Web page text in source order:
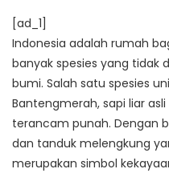
[ad_1]
Indonesia adalah rumah
banyak spesies yang tidak
bumi. Salah satu spesies
Bantengmerah, sapi liar
terancam punah. Dengan
dan tanduk melengkung
merupakan simbol